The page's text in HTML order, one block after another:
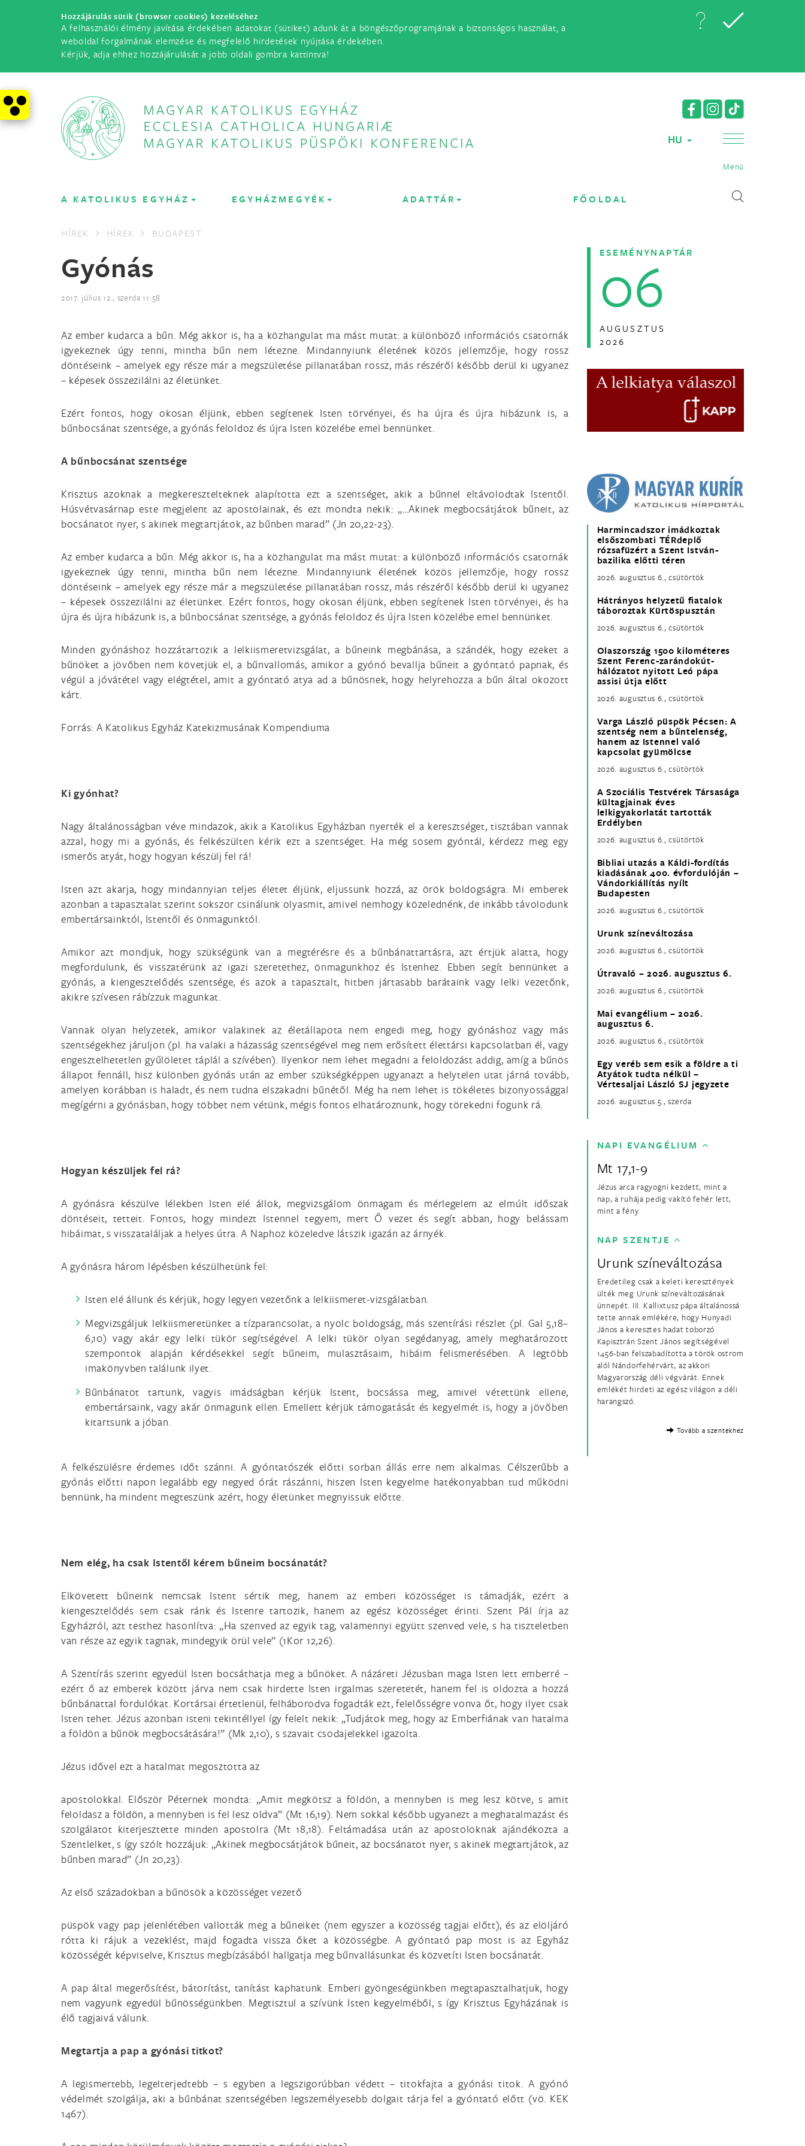
Hozzájárulás sütik (browser cookies) kezeléséhez
A felhasználói élmény javítása érdekében adatokat (sütiket) adunk át a böngészőprogramjának a biztonságos használat, a
weboldal forgalmának elemzése és megfelelő hirdetések nyújtása érdekében.
Kérjük, adja ehhez hozzájárulását a jobb oldali gombra kattintva!
HU
Menü
A KATOLIKUS EGYHÁZ EGYHÁZMEGYÉK ADATTÁR FŐOLDAL
HÍREK HÍREK BUDAPEST
Gyónás
2017. július 12., szerda 11:58
Az ember kudarca a bűn. Még akkor is, ha a közhangulat ma mást mutat: a különböző információs csatornák
igyekeznek úgy tenni, mintha bűn nem létezne. Mindannyiunk életének közös jellemzője, hogy rossz
döntéseink – amelyek egy része már a megszületése pillanatában rossz, más részéről később derül ki ugyanez
– képesek összezilálni az életünket.
Ezért fontos, hogy okosan éljünk, ebben segítenek Isten törvényei, és ha újra és újra hibázunk is, a
bűnbocsánat szentsége, a gyónás feloldoz és újra Isten közelébe emel bennünket.
A bűnbocsánat szentsége
Krisztus azoknak a megkeresztelteknek alapította ezt a szentséget, akik a bűnnel eltávolodtak Istentől.
Húsvétvasárnap este megjelent az apostolainak, és ezt mondta nekik: „…Akinek megbocsátjátok bűneit, az
bocsánatot nyer, s akinek megtartjátok, az bűnben marad” (Jn 20,22-23).
Az ember kudarca a bűn. Még akkor is, ha a közhangulat ma mást mutat: a különböző információs csatornák
igyekeznek úgy tenni, mintha bűn nem létezne. Mindannyiunk életének közös jellemzője, hogy rossz
döntéseink – amelyek egy része már a megszületése pillanatában rossz, más részéről később derül ki ugyanez
– képesek összezilálni az életünket. Ezért fontos, hogy okosan éljünk, ebben segítenek Isten törvényei, és ha
újra és újra hibázunk is, a bűnbocsánat szentsége, a gyónás feloldoz és újra Isten közelébe emel bennünket.
Minden gyónáshoz hozzátartozik a lelkiismeretvizsgálat, a bűneink megbánása, a szándék, hogy ezeket a
bűnöket a jövőben nem követjük el, a bűnvallomás, amikor a gyónó bevallja bűneit a gyóntató papnak, és
végül a jóvátétel vagy elégtétel, amit a gyóntató atya ad a bűnösnek, hogy helyrehozza a bűn által okozott
kárt.
Forrás: A Katolikus Egyház Katekizmusának Kompendiuma
Ki gyónhat?
Nagy általánosságban véve mindazok, akik a Katolikus Egyházban nyerték el a keresztséget, tisztában vannak
azzal, hogy mi a gyónás, és felkészülten kérik ezt a szentséget. Ha még sosem gyóntál, kérdezz meg egy
ismerős atyát, hogy hogyan készülj fel rá!
Isten azt akarja, hogy mindannyian teljes életet éljünk, eljussunk hozzá, az örök boldogságra. Mi emberek
azonban a tapasztalat szerint sokszor csinálunk olyasmit, amivel nemhogy közelednénk, de inkább távolodunk
embertársainktól, Istentől és önmagunktól.
Amikor azt mondjuk, hogy szükségünk van a megtérésre és a bűnbánattartásra, azt értjük alatta, hogy
megfordulunk, és visszatérünk az igazi szeretethez, önmagunkhoz és Istenhez. Ebben segít bennünket a
gyónás, a kiengesztelődés szentsége, és azok a tapasztalt, hitben jártasabb barátaink vagy lelki vezetőnk,
akikre szívesen rábízzuk magunkat.
Vannak olyan helyzetek, amikor valakinek az életállapota nem engedi meg, hogy gyónáshoz vagy más
szentségekhez járuljon (pl. ha valaki a házasság szentségével meg nem erősített élettársi kapcsolatban él, vagy
engesztelhetetlen gyűlöletet táplál a szívében). Ilyenkor nem lehet megadni a feloldozást addig, amíg a bűnös
állapot fennáll, hisz különben gyónás után az ember szükségképpen ugyanazt a helytelen utat járná tovább,
amelyen korábban is haladt, és nem tudna elszakadni bűnétől. Még ha nem lehet is tökéletes bizonyossággal
megígérni a gyónásban, hogy többet nem vétünk, mégis fontos elhatároznunk, hogy törekedni fogunk rá.
Hogyan készüljek fel rá?
A gyónásra készülve lélekben Isten elé állok, megvizsgálom önmagam és mérlegelem az elmúlt időszak
döntéseit, tetteit. Fontos, hogy mindezt Istennel tegyem, mert Ő vezet és segít abban, hogy belássam
hibáimat, s visszataláljak a helyes útra. A Naphoz közeledve látszik igazán az árnyék.
A gyónásra három lépésben készülhetünk fel:
Isten elé állunk és kérjük, hogy legyen vezetőnk a lelkiismeret-vizsgálatban.
Megvizsgáljuk lelkiismeretünket a tízparancsolat, a nyolc boldogság, más szentírási részlet (pl. Gal 5,18–
6,10) vagy akár egy lelki tükör segítségével. A lelki tükör olyan segédanyag, amely meghatározott
szempontok alapján kérdésekkel segít bűneim, mulasztásaim, hibáim felismerésében. A legtöbb
imakönyvben találunk ilyet.
Bűnbánatot tartunk, vagyis imádságban kérjük Istent, bocsássa meg, amivel vétettünk ellene,
embertársaink, vagy akár önmagunk ellen. Emellett kérjük támogatását és kegyelmét is, hogy a jövőben
kitartsunk a jóban.
A felkészülésre érdemes időt szánni. A gyóntatószék előtti sorban állás erre nem alkalmas. Célszerűbb a
gyónás előtti napon legalább egy negyed órát rászánni, hiszen Isten kegyelme hatékonyabban tud működni
bennünk, ha mindent megteszünk azért, hogy életünket megnyissuk előtte.
Nem elég, ha csak Istentől kérem bűneim bocsánatát?
Elkövetett bűneink nemcsak Istent sértik meg, hanem az emberi közösséget is támadják, ezért a
kiengesztelődés sem csak ránk és Istenre tartozik, hanem az egész közösséget érinti. Szent Pál írja az
Egyházról, azt testhez hasonlítva: „Ha szenved az egyik tag, valamennyi együtt szenved vele, s ha tiszteletben
van része az egyik tagnak, mindegyik örül vele” (1Kor 12,26).
A Szentírás szerint egyedül Isten bocsáthatja meg a bűnöket. A názáreti Jézusban maga Isten lett emberré –
ezért ő az emberek között járva nem csak hirdette Isten irgalmas szeretetét, hanem fel is oldozta a hozzá
bűnbánattal fordulókat. Kortársai értetlenül, felháborodva fogadták ezt, felelősségre vonva őt, hogy ilyet csak
Isten tehet. Jézus azonban isteni tekintéllyel így felelt nekik: „Tudjátok meg, hogy az Emberfiának van hatalma
a földön a bűnök megbocsátására!” (Mk 2,10), s szavait csodajelekkel igazolta.
Jézus idővel ezt a hatalmat megosztotta az
apostolokkal. Először Péternek mondta: „Amit megkötsz a földön, a mennyben is meg lesz kötve, s amit
feloldasz a földön, a mennyben is fel lesz oldva” (Mt 16,19). Nem sokkal később ugyanezt a meghatalmazást és
szolgálatot kiterjesztette minden apostolra (Mt 18,18). Feltámadása után az apostoloknak ajándékozta a
Szentlelket, s így szólt hozzájuk: „Akinek megbocsátjátok bűneit, az bocsánatot nyer, s akinek megtartjátok, az
bűnben marad” (Jn 20,23).
Az első századokban a bűnösök a közösséget vezető
püspök vagy pap jelenlétében vallották meg a bűneiket (nem egyszer a közösség tagjai előtt), és az elöljáró
rótta ki rájuk a vezeklést, majd fogadta vissza őket a közösségbe. A gyóntató pap most is az Egyház
közösségét képviselve, Krisztus megbízásából hallgatja meg bűnvallásunkat és közvetíti Isten bocsánatát.
A pap által megerősítést, bátorítást, tanítást kaphatunk. Emberi gyöngeségünkben megtapasztalhatjuk, hogy
nem vagyunk egyedül bűnösségünkben. Megtisztul a szívünk Isten kegyelméből, s így Krisztus Egyházának is
élő tagjaivá válunk.
Megtartja a pap a gyónási titkot?
A legismertebb, legelterjedtebb – s egyben a legszigorúbban védett – titokfajta a gyónási titok. A gyónó
védelmét szolgálja, aki a bűnbánat szentségében legszemélyesebb dolgait tárja fel a gyóntató előtt (vö. KEK
1467).
ESEMÉNYNAPTÁR
06
AUGUSZTUS
2026
Harmincadszor imádkoztak
elsőszombati TÉRdeplő
rózsafüzért a Szent István-
bazilika előtti téren
2026. augusztus 6., csütörtök
Hátrányos helyzetű fiatalok
táboroztak Kürtöspusztán
2026. augusztus 6., csütörtök
Olaszország 1500 kilométeres
Szent Ferenc-zarándokút-
hálózatot nyitott Leó pápa
assisi útja előtt
2026. augusztus 6., csütörtök
Varga László püspök Pécsen: A
szentség nem a bűntelenség,
hanem az Istennel való
kapcsolat gyümölcse
2026. augusztus 6., csütörtök
A Szociális Testvérek Társasága
kültagjainak éves
lelkigyakorlatát tartották
Erdélyben
2026. augusztus 6., csütörtök
Bibliai utazás a Káldi-fordítás
kiadásának 400. évfordulóján –
Vándorkiállítás nyílt
Budapesten
2026. augusztus 6., csütörtök
Urunk színeváltozása
2026. augusztus 6., csütörtök
Útravaló – 2026. augusztus 6.
2026. augusztus 6., csütörtök
Mai evangélium – 2026.
augusztus 6.
2026. augusztus 6., csütörtök
Egy veréb sem esik a földre a ti
Atyátok tudta nélkül –
Vértesaljai László SJ jegyzete
2026. augusztus 5., szerda
NAPI EVANGÉLIUM
Mt 17,1-9
Jézus arca ragyogni kezdett, mint a
nap, a ruhája pedig vakító fehér lett,
mint a fény.
NAP SZENTJE
Urunk színeváltozása
Eredetileg csak a keleti keresztények
ülték meg Urunk színeváltozásának
ünnepét. III. Kallixtusz pápa általánossá
tette annak emlékére, hogy Hunyadi
János a keresztes hadat toborzó
Kapisztrán Szent János segítségével
1456-ban felszabadította a török ostrom
alól Nándorfehérvárt, az akkori
Magyarország déli végvárát. Ennek
emlékét hirdeti az egész világon a déli
harangszó.
Tovább a szentekhez